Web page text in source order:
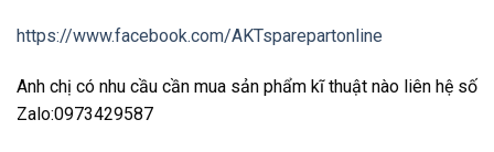
https://www.facebook.com/AKTsparepartonline
Anh chị có nhu cầu cần mua sản phẩm kĩ thuật nào liên hệ số
Zalo:0973429587